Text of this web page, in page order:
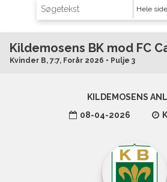
Hele
Kildemosens BK mod FC
Kvinder B, 7:7, Forår 2026 • Pulje 3
KILDEMOSENS
08-04-2026